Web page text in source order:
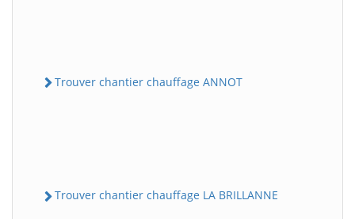
Trouver chantier chauffage ANNOT
Trouver chantier chauffage LA BRILLANNE